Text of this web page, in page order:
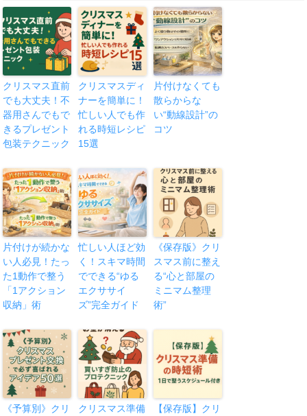
クリスマス直前
でも大丈夫！不
器用さんでもで
きるプレゼント
包装テクニック
クリスマスディ
ナーを簡単に！
忙しい人でも作
れる時短レシピ
15選
片付けなくても
散らからな
い“動線設計”の
コツ
片付けが続かな
い人必見！たっ
た1動作で整う
「1アクション
収納」術
忙しい人ほど効
く！スキマ時間
でできる“ゆる
エクササイ
ズ”完全ガイド
《保存版》クリ
スマス前に整え
る“心と部屋の
ミニマム整理
術”
《予算別》クリ
クリスマス準備
【保存版】クリ